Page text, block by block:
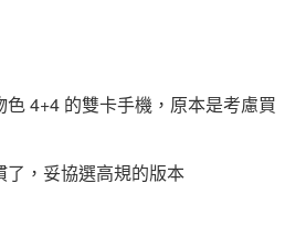
4+4 的雙卡手機，原本是考慮買
，妥協選高規的版本